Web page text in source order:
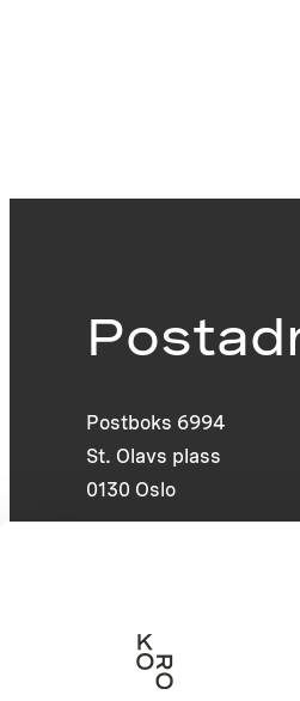
Postboks 6994
St. Olavs plass
0130 Oslo